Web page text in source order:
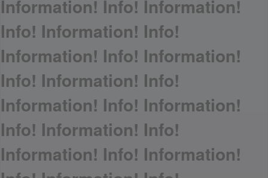
Information! Info! Information!
Info! Information! Info!
Information! Info! Information!
Info! Information! Info!
Information! Info! Information!
Info! Information! Info!
Information! Info! Information!